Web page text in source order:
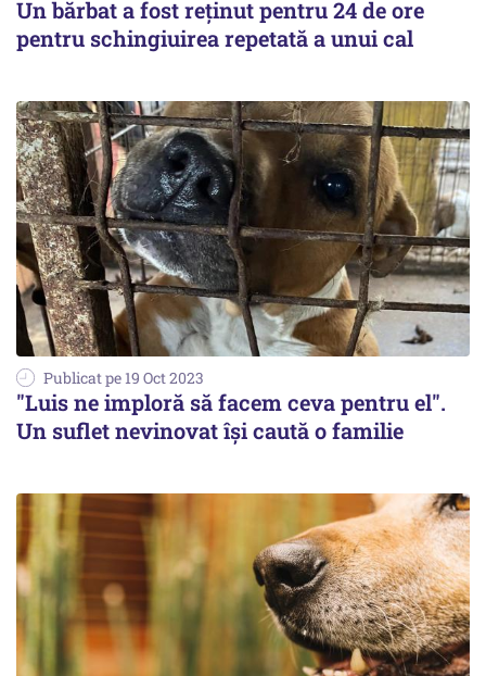
Un bărbat a fost reținut pentru 24 de ore
pentru schingiuirea repetată a unui cal
Publicat pe 19 Oct 2023
"Luis ne imploră să facem ceva pentru el".
Un suflet nevinovat își caută o familie